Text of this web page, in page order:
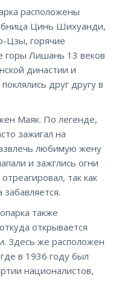
расположены
Цинь Шихуанди,
Цзы, горячие
горы Лишань 13 веков
династии и
друг другу в
Маяк. По легенде,
зажигал на
любимую жену
и зажглись огни
так как
также
открывается
Здесь же расположен
в 1936 году был
националистов,